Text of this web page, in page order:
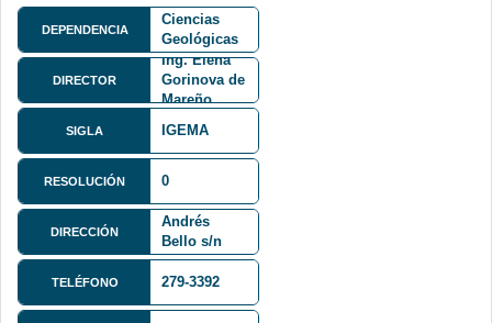
DEPENDENCIA
Ciencias
Geológicas
FCG
DIRECTOR
Ing. Elena
Gorinova de
Mareño
SIGLA IGEMA
RESOLUCIÓN 0
DIRECCIÓN
Calle 27 y
Andrés
Bello s/n
Cota Cota
TELÉFONO 279-3392